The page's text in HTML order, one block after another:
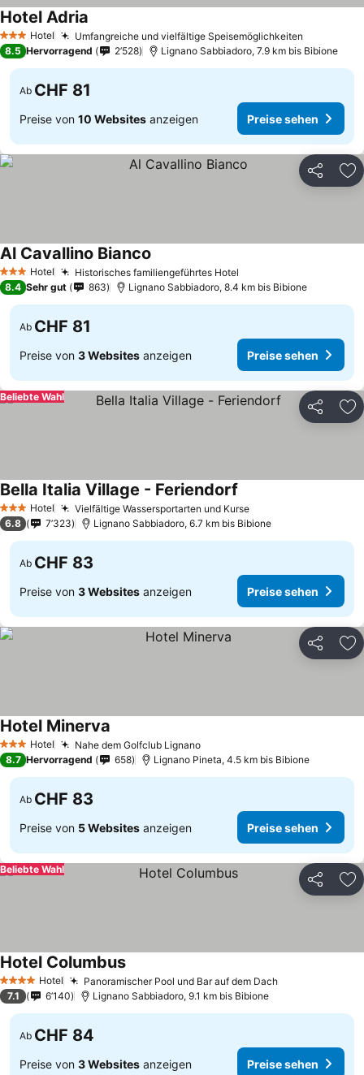
3 SterneHotel Umfangreiche und vielfältige Speisemöglichkeiten
Hotel Adria
8.5 Hervorragend 2’528 Lignano Sabbiadoro, 7.9 km bis Bibione
Ab CHF 81
Preise von 10 Websites anzeigen Preise sehen
Teilen
3 SterneHotel Historisches familiengeführtes Hotel
Al Cavallino Bianco
8.4 Sehr gut 863 Lignano Sabbiadoro, 8.4 km bis Bibione
Ab CHF 81
Preise von 3 Websites anzeigen Preise sehen
Teilen
Beliebte Wahl
3 SterneHotel Vielfältige Wassersportarten und Kurse
Bella Italia Village - Feriendorf
6.8 7’323 Lignano Sabbiadoro, 6.7 km bis Bibione
Ab CHF 83
Preise von 3 Websites anzeigen Preise sehen
Teilen
3 SterneHotel Nahe dem Golfclub Lignano
Hotel Minerva
8.7 Hervorragend 658 Lignano Pineta, 4.5 km bis Bibione
Ab CHF 83
Preise von 5 Websites anzeigen Preise sehen
Teilen
Beliebte Wahl
4 Sterne Hotel Panoramischer Pool und Bar auf dem Dach
Hotel Columbus
7.1 6’140 Lignano Sabbiadoro, 9.1 km bis Bibione
Ab CHF 84
Preise von 3 Websites anzeigen Preise sehen